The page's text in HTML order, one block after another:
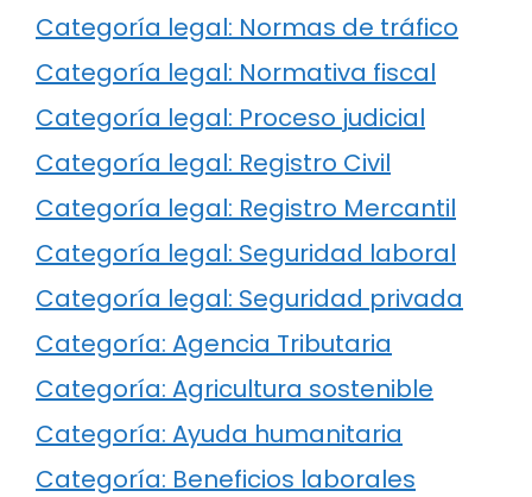
Categoría legal: Normas de tráfico
Categoría legal: Normativa fiscal
Categoría legal: Proceso judicial
Categoría legal: Registro Civil
Categoría legal: Registro Mercantil
Categoría legal: Seguridad laboral
Categoría legal: Seguridad privada
Categoría: Agencia Tributaria
Categoría: Agricultura sostenible
Categoría: Ayuda humanitaria
Categoría: Beneficios laborales